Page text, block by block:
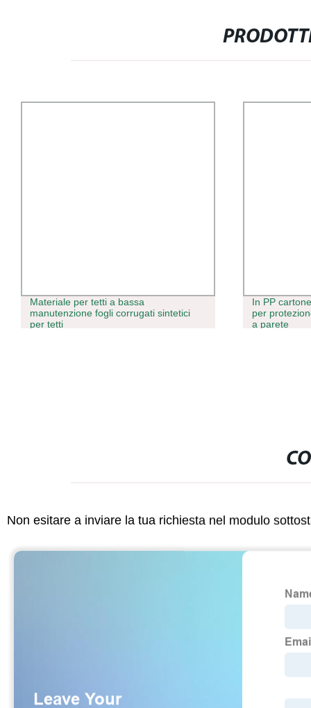
Materiale per tetti a bassa
manutenzione fogli corrugati sintetici
per tetti
In PP cartone
per protezione
a parete
Non esitare a inviare la tua richiesta nel modulo